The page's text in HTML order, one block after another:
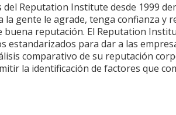
del Reputation Institute desde 1999
la gente le agrade, tenga confianza y
buena reputación. El Reputation
estandarizados para dar a las
comparativo de su reputación
la identificación de factores que